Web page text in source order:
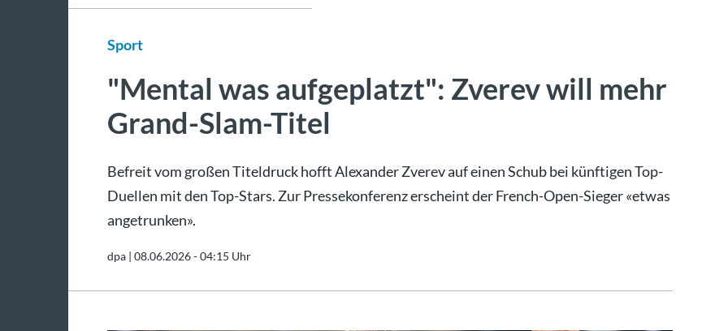
Sport
"Mental was aufgeplatzt": Zverev will mehr
Grand-Slam-Titel
Befreit vom großen Titeldruck hofft Alexander Zverev auf einen Schub bei künftigen Top-
Duellen mit den Top-Stars. Zur Pressekonferenz erscheint der French-Open-Sieger «etwas
angetrunken».
dpa | 08.06.2026 - 04:15 Uhr